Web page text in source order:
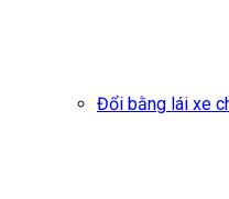
Đổi bằng lái xe